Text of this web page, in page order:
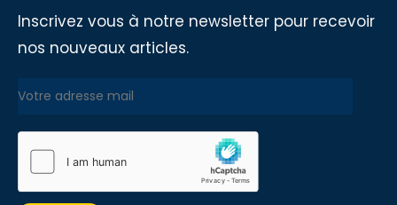
Inscrivez vous à notre newsletter pour recevoir
nos nouveaux articles.